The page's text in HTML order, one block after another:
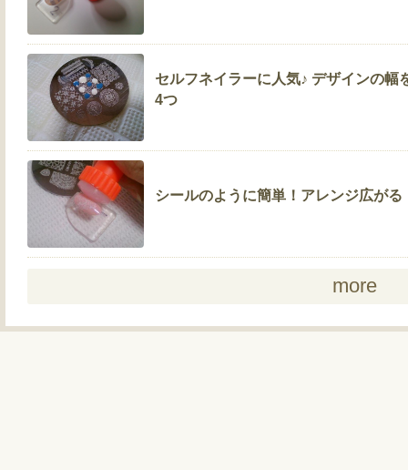
セルフネイラーに人気♪ デザインの
4つ
シールのように簡単！アレンジ広が
more